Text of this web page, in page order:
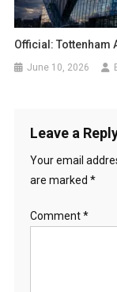
Official: Tottenham
June 10, 2026
Leave a
Your email
are marked *
Comment*